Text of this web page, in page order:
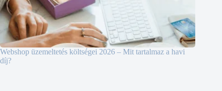
Webshop üzemeltetés költségei 2026 – Mit tartalmaz a havi
díj?